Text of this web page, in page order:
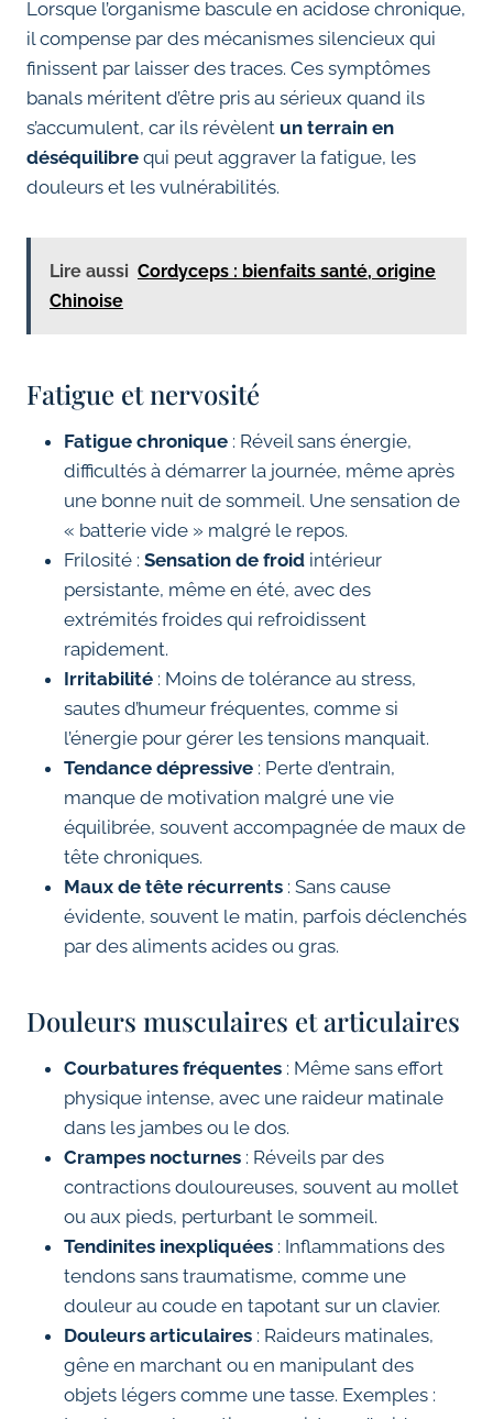
Lorsque l’organisme bascule en acidose chronique,
il compense par des mécanismes silencieux qui
finissent par laisser des traces. Ces symptômes
banals méritent d’être pris au sérieux quand ils
s’accumulent, car ils révèlent un terrain en
déséquilibre qui peut aggraver la fatigue, les
douleurs et les vulnérabilités.
Lire aussi Cordyceps : bienfaits santé, origine
Chinoise
Fatigue et nervosité
Fatigue chronique : Réveil sans énergie,
difficultés à démarrer la journée, même après
une bonne nuit de sommeil. Une sensation de
« batterie vide » malgré le repos.
Frilosité : Sensation de froid intérieur
persistante, même en été, avec des
extrémités froides qui refroidissent
rapidement.
Irritabilité : Moins de tolérance au stress,
sautes d’humeur fréquentes, comme si
l’énergie pour gérer les tensions manquait.
Tendance dépressive : Perte d’entrain,
manque de motivation malgré une vie
équilibrée, souvent accompagnée de maux de
tête chroniques.
Maux de tête récurrents : Sans cause
évidente, souvent le matin, parfois déclenchés
par des aliments acides ou gras.
Douleurs musculaires et articulaires
Courbatures fréquentes : Même sans effort
physique intense, avec une raideur matinale
dans les jambes ou le dos.
Crampes nocturnes : Réveils par des
contractions douloureuses, souvent au mollet
ou aux pieds, perturbant le sommeil.
Tendinites inexpliquées : Inflammations des
tendons sans traumatisme, comme une
douleur au coude en tapotant sur un clavier.
Douleurs articulaires : Raideurs matinales,
gêne en marchant ou en manipulant des
objets légers comme une tasse. Exemples :